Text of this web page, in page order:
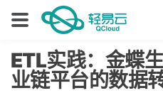
ETL实践：金蝶
业链平台的数据